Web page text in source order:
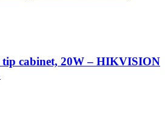
tip cabinet, 20W – HIKVISION